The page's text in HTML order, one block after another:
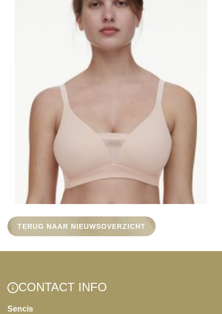
SHOP
OVER ONS
MERKEN
NIEUWS
TERUG NAAR NIEUWSOVERZICHT
CONTACT INFO
Sencis